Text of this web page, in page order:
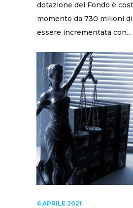
dotazione del Fondo è
momento da 730 milioni
essere incrementata con...
6 APRILE 2021